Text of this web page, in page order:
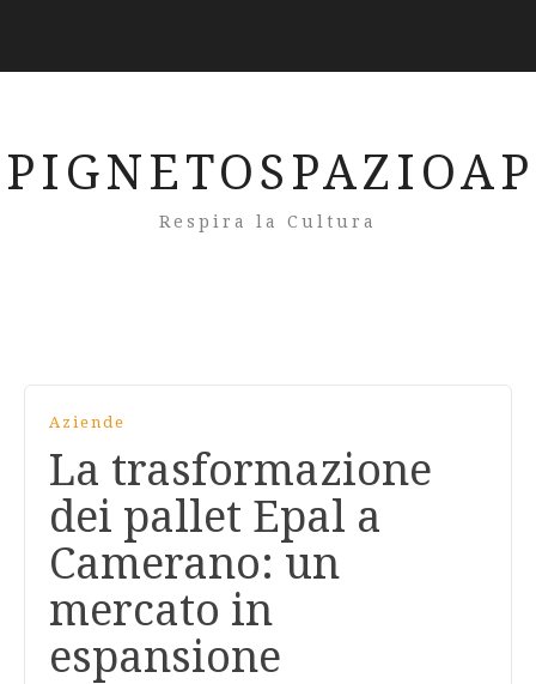
Respira la Cultura
Aziende
La trasformazione
dei pallet Epal a
Camerano: un
mercato in
espansione